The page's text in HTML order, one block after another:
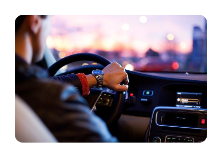
para
Uber
–
Chofer
App
Seguro
de